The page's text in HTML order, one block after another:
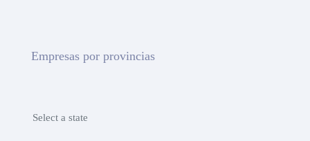
Empresas por provincias
Select a state